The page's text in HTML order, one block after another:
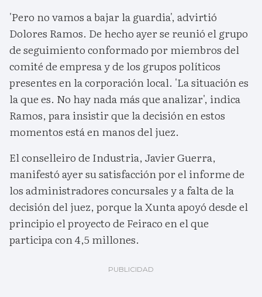
'Pero no vamos a bajar la guardia', advirtió
Dolores Ramos. De hecho ayer se reunió el grupo
de seguimiento conformado por miembros del
comité de empresa y de los grupos políticos
presentes en la corporación local. 'La situación es
la que es. No hay nada más que analizar', indica
Ramos, para insistir que la decisión en estos
momentos está en manos del juez.
El conselleiro de Industria, Javier Guerra,
manifestó ayer su satisfacción por el informe de
los administradores concursales y a falta de la
decisión del juez, porque la Xunta apoyó desde el
principio el proyecto de Feiraco en el que
participa con 4,5 millones.